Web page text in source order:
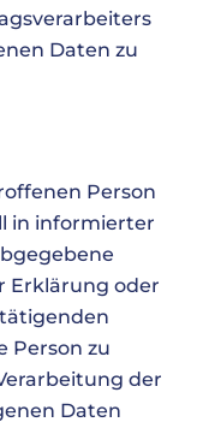
Daten zu
Person
in informierter
Erklärung oder
Person zu
der
Daten